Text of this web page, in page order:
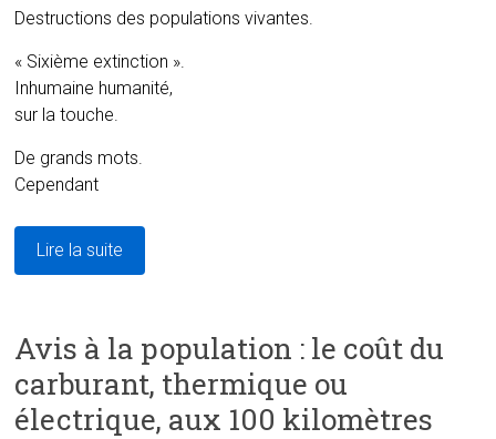
Destructions des populations vivantes.
« Sixième extinction ».
Inhumaine humanité,
sur la touche.
De grands mots.
Cependant
Lire la suite
Avis à la population : le coût du
carburant, thermique ou
électrique, aux 100 kilomètres